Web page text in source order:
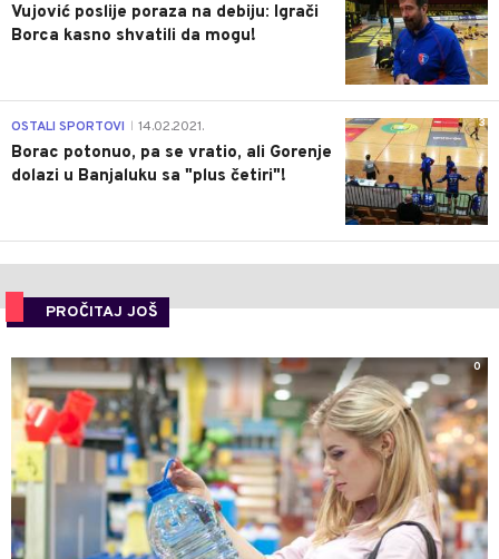
Vujović poslije poraza na debiju: Igrači
Borca kasno shvatili da mogu!
3
OSTALI SPORTOVI 14.02.2021.
Borac potonuo, pa se vratio, ali Gorenje
dolazi u Banjaluku sa "plus četiri"!
PROČITAJ JOŠ
0